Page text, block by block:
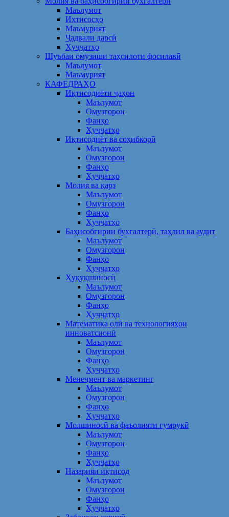
Маълумот
Ихтисосҳо
Маъмурият
Ҷадвали дарсӣ
Ҳуҷҷатҳо
Шуъбаи омӯзиши таҳсилоти фосилавӣ
Маълумот
Маъмурият
КАФЕДРАҲО
Иқтисодиёти ҷаҳон
Маълумот
Омузгорон
Фанҳо
Ҳуҷҷатҳо
Иқтисодиёт ва соҳибкорӣ
Маълумот
Омузгорон
Фанҳо
Ҳуҷҷатҳо
Молия ва қарз
Маълумот
Омузгорон
Фанҳо
Ҳуҷҷатҳо
Баҳисобгирии бухгалтерӣ, таҳлил ва аудит
Маълумот
Омузгорон
Фанҳо
Ҳуҷҷатҳо
Ҳуқуқшиносӣ
Маълумот
Омузгорон
Фанҳо
Ҳуҷҷатҳо
Математика олӣ ва технологияҳои
инноватсионӣ
Маълумот
Омузгорон
Фанҳо
Ҳуҷҷатҳо
Менеҷмент ва маркетинг
Маълумот
Омузгорон
Фанҳо
Ҳуҷҷатҳо
Молшиносӣ ва фаъолияти гумрукӣ
Маълумот
Омузгорон
Фанҳо
Ҳуҷҷатҳо
Назарияи иқтисод
Маълумот
Омузгорон
Фанҳо
Ҳуҷҷатҳо